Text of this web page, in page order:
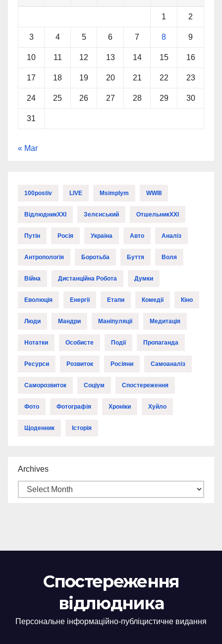
1 2
3 4 5 6 7 8 9
10 11 12 13 14 15 16
17 18 19 20 21 22 23
24 25 26 27 28 29 30
31
« Mar
100postiv LIVE Msimplym WWIII
ВідлюдникXXI Зелєнський ОтшельникXXI
Путін Росія Україна Авто Аналіз
Антропологія Боротьба Буття Воля
Війна Дистанційна Робота Думки
Еволюція Енергії Етапи Комедії Кіно
Люди Мандри Маніпуляції Медитація
Нотатки Особисте Події Пропаганда
Ресурси Розвиток Росіяни Самоаналіз
Саморозвиток Соціум Спостереження
Фото Фотографія Хроніки Хуйло
Щоденник Історія
Archives
Спостереження
відлюдника
Персональне інформаційно-публіцистичне видання